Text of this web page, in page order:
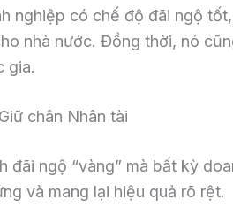
nghiệp có chế độ đãi ngộ
nhà nước. Đồng thời, nó
gia.
chân Nhân tài
ngộ “vàng” mà bất kỳ
và mang lại hiệu quả rõ rệt.